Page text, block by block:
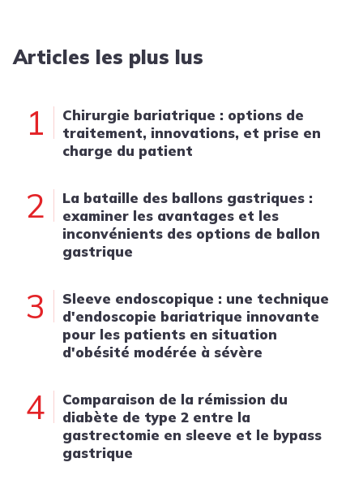
Articles les plus lus
1
Chirurgie bariatrique : options de
traitement, innovations, et prise en
charge du patient
2
La bataille des ballons gastriques :
examiner les avantages et les
inconvénients des options de ballon
gastrique
3
Sleeve endoscopique : une technique
d'endoscopie bariatrique innovante
pour les patients en situation
d'obésité modérée à sévère
4
Comparaison de la rémission du
diabète de type 2 entre la
gastrectomie en sleeve et le bypass
gastrique